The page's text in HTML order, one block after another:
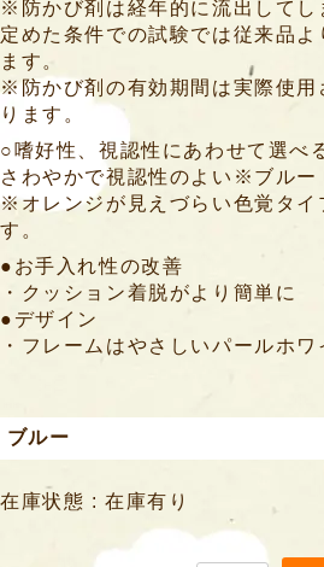
簡
易
浴
リ
フ
り
※防かび剤は経年的に流出して
定めた条件での試験では従来品
ます。
※防かび剤の有効期間は実際使用
ります。
○嗜好性、視認性にあわせて選べ
さわやかで視認性のよい※ブルー
※オレンジが見えづらい色覚タイ
す。
●お手入れ性の改善
・クッション着脱がより簡単に
●デザイン
・フレームはやさしいパールホワ
ブルー
在庫状態 : 在庫有り